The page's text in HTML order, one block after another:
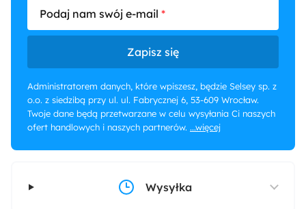
Podaj nam swój e-mail
Zapisz się
Administratorem danych, które wpiszesz, będzie Selsey sp. z
o.o. z siedzibą przy ul. ul. Fabrycznej 6, 53-609 Wrocław.
Twoje dane będą przetwarzane w celu wysyłania Ci naszych
ofert handlowych i naszych partnerów. ...więcej
Wysyłka